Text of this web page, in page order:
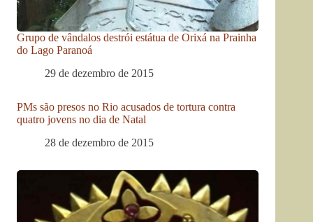
Grupo de vândalos destrói estátua de Orixá na Prainha
do Lago Paranoá
29 de dezembro de 2015
PMs são presos no Rio acusados de tortura contra
quatro jovens no dia de Natal
28 de dezembro de 2015